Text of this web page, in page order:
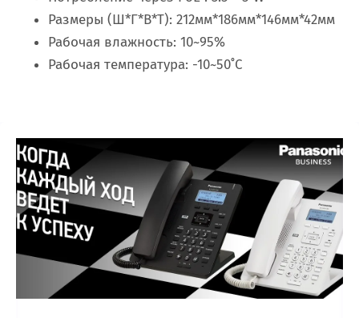
Размеры (Ш*Г*В*Т): 212мм*186мм*146мм*42мм
Рабочая влажность: 10~95%
Рабочая температура: -10~50˚C